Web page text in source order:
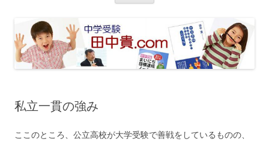
ス
キ
ッ
プ
私立一貫の強み
ここのところ、公立高校が大学受験で善戦をしているものの、